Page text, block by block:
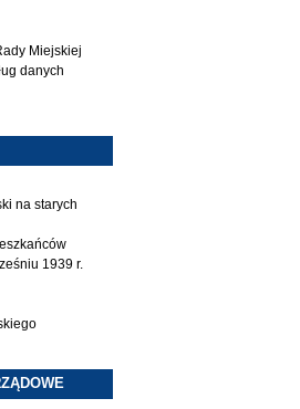
Miejskiej
danych
na starych
1939 r.